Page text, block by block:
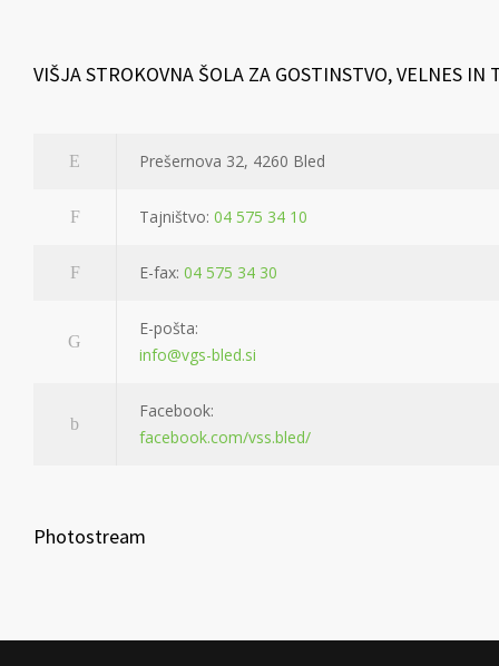
VIŠJA STROKOVNA ŠOLA ZA GOSTINSTVO, VELNES IN
Prešernova 32, 4260 Bled
Tajništvo: 04 575 34 10
E-fax: 04 575 34 30
E-pošta:
info@vgs-bled.si
Facebook:
facebook.com/vss.bled/
Photostream